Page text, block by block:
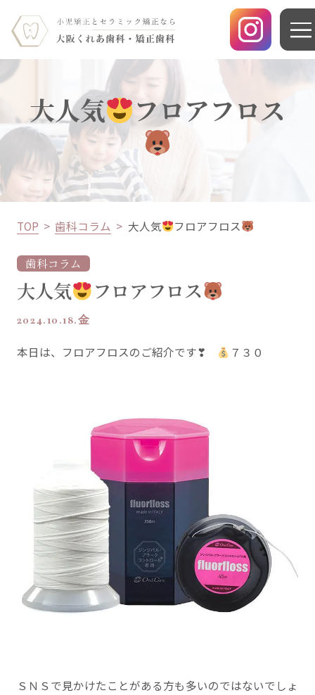
大人気 フロアフロス
TOP 歯科コラム 大人気 フロアフロス
歯科コラム
大人気 フロアフロス
2024.10.18.金
本日は、フロアフロスのご紹介です❣ ７３０
ＳＮＳで見かけたことがある方も多いのではないでしょ